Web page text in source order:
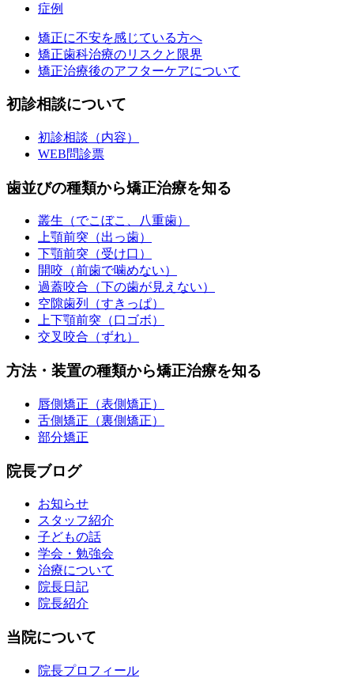
症例
矯正に不安を感じている方へ
矯正歯科治療のリスクと限界
矯正治療後のアフターケアについて
初診相談について
初診相談（内容）
WEB問診票
歯並びの種類から矯正治療を知る
叢生（でこぼこ、八重歯）
上顎前突（出っ歯）
下顎前突（受け口）
開咬（前歯で噛めない）
過蓋咬合（下の歯が見えない）
空隙歯列（すきっぱ）
上下顎前突（口ゴボ）
交叉咬合（ずれ）
方法・装置の種類から矯正治療を知る
唇側矯正（表側矯正）
舌側矯正（裏側矯正）
部分矯正
院長ブログ
お知らせ
スタッフ紹介
子どもの話
学会・勉強会
治療について
院長日記
院長紹介
当院について
院長プロフィール